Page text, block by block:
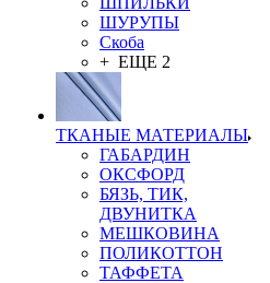
ШУРУПЫ
Скоба
+ ЕЩЕ 2
ТКАНЫЕ МАТЕРИАЛЫ
ГАБАРДИН
ОКСФОРД
БЯЗЬ, ТИК,
ДВУНИТКА
МЕШКОВИНА
ПОЛИКОТТОН
ТАФФЕТА